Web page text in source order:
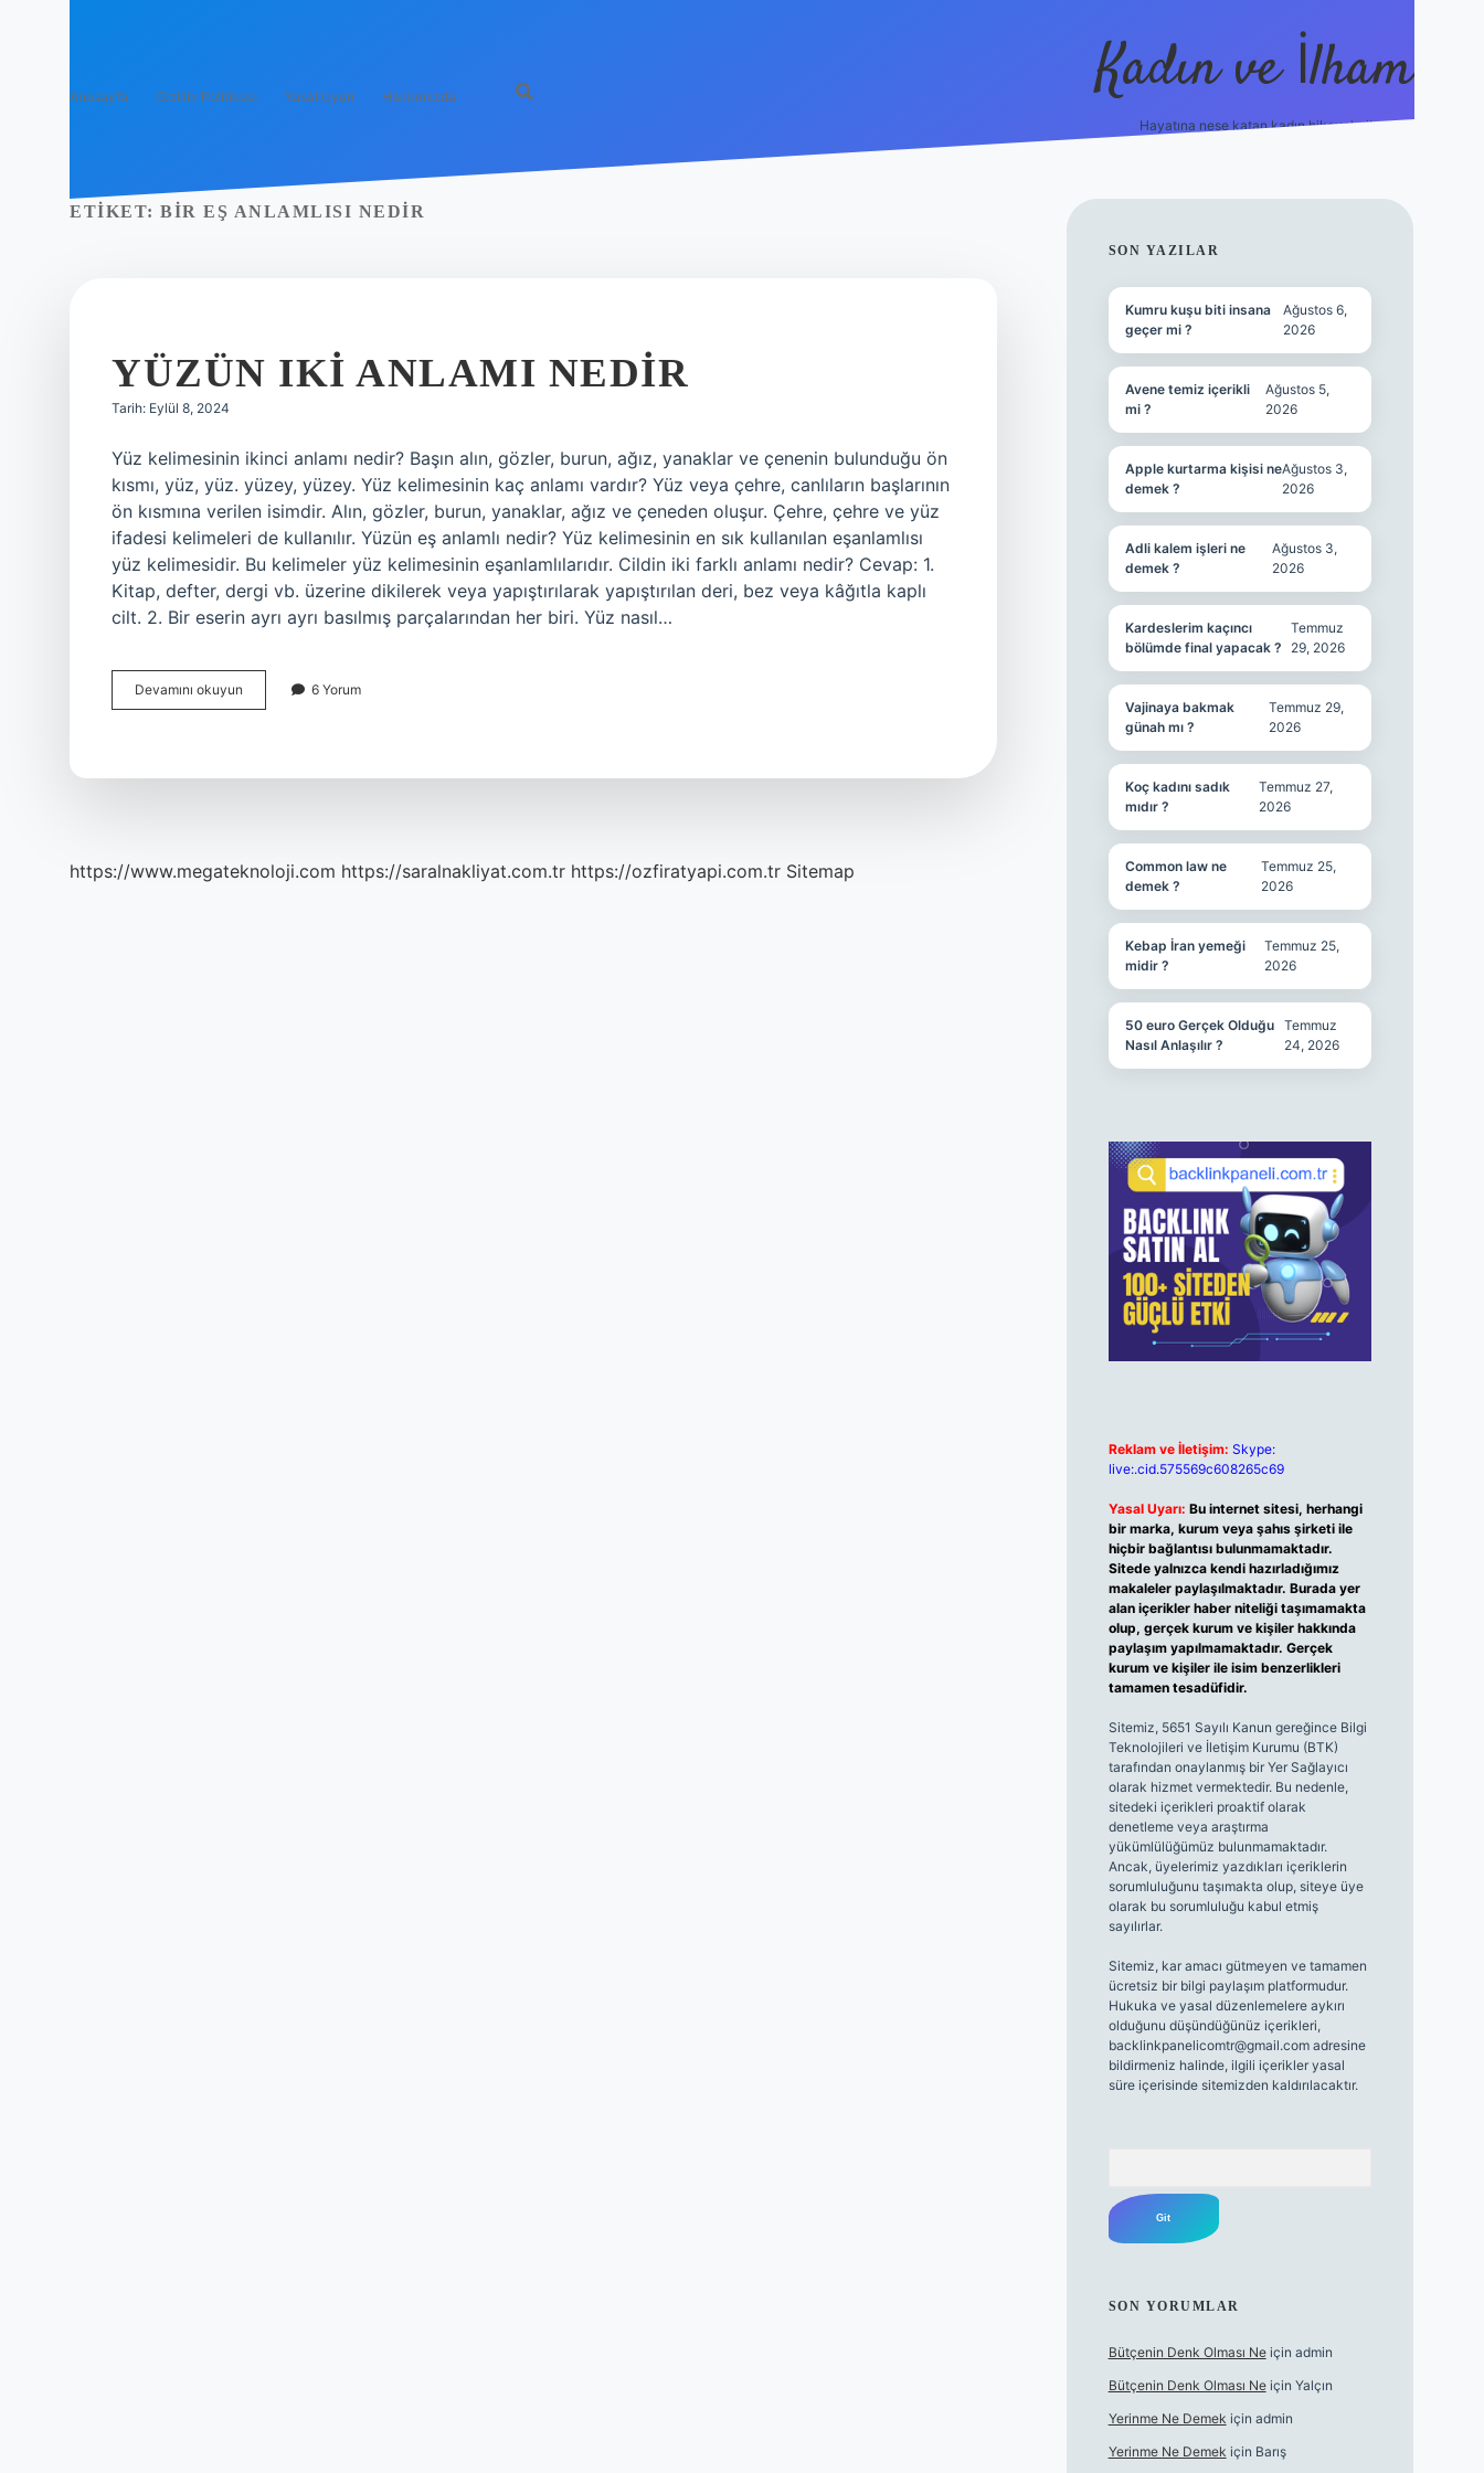
Anasayfa Gizlilik Politikası Yasal Uyarı Hakkımızda Kadın ve İlham
Hayatına neşe katan kadın hikayeleri!
ETIKET: BIR EŞ ANLAMLISI NEDIR
YÜZÜN IKI ANLAMI NEDIR
Tarih: Eylül 8, 2024
Yüz kelimesinin ikinci anlamı nedir? Başın alın, gözler, burun, ağız, yanaklar ve çenenin bulunduğu ön
kısmı, yüz, yüz. yüzey, yüzey. Yüz kelimesinin kaç anlamı vardır? Yüz veya çehre, canlıların başlarının
ön kısmına verilen isimdir. Alın, gözler, burun, yanaklar, ağız ve çeneden oluşur. Çehre, çehre ve yüz
ifadesi kelimeleri de kullanılır. Yüzün eş anlamlı nedir? Yüz kelimesinin en sık kullanılan eşanlamlısı
yüz kelimesidir. Bu kelimeler yüz kelimesinin eşanlamlılarıdır. Cildin iki farklı anlamı nedir? Cevap: 1.
Kitap, defter, dergi vb. üzerine dikilerek veya yapıştırılarak yapıştırılan deri, bez veya kâğıtla kaplı
cilt. 2. Bir eserin ayrı ayrı basılmış parçalarından her biri. Yüz nasıl…
Devamını okuyun
Iki
6 Yorum
https://www.megateknoloji.com https://saralnakliyat.com.tr https://ozfiratyapi.com.tr Sitemap
SIDEBAR
SON YAZILAR
Kumru kuşu biti insana
geçer mi ?
Ağustos 6,
2026
Avene temiz içerikli
mi ?
Ağustos 5,
2026
Apple kurtarma kişisi ne
demek ?
Ağustos 3,
2026
Adli kalem işleri ne
demek ?
Ağustos 3,
2026
Kardeslerim kaçıncı
bölümde final yapacak ?
Temmuz
29, 2026
Vajinaya bakmak
günah mı ?
Temmuz 29,
2026
Koç kadını sadık
mıdır ?
Temmuz 27,
2026
Common law ne
demek ?
Temmuz 25,
2026
Kebap İran yemeği
midir ?
Temmuz 25,
2026
50 euro Gerçek Olduğu
Nasıl Anlaşılır ?
Temmuz
24, 2026
Reklam ve İletişim: Skype:
live:.cid.575569c608265c69
Yasal Uyarı: Bu internet sitesi, herhangi
bir marka, kurum veya şahıs şirketi ile
hiçbir bağlantısı bulunmamaktadır.
Sitede yalnızca kendi hazırladığımız
makaleler paylaşılmaktadır. Burada yer
alan içerikler haber niteliği taşımamakta
olup, gerçek kurum ve kişiler hakkında
paylaşım yapılmamaktadır. Gerçek
kurum ve kişiler ile isim benzerlikleri
tamamen tesadüfidir.
Sitemiz, 5651 Sayılı Kanun gereğince Bilgi
Teknolojileri ve İletişim Kurumu (BTK)
tarafından onaylanmış bir Yer Sağlayıcı
olarak hizmet vermektedir. Bu nedenle,
sitedeki içerikleri proaktif olarak
denetleme veya araştırma
yükümlülüğümüz bulunmamaktadır.
Ancak, üyelerimiz yazdıkları içeriklerin
sorumluluğunu taşımakta olup, siteye üye
olarak bu sorumluluğu kabul etmiş
sayılırlar.
Sitemiz, kar amacı gütmeyen ve tamamen
ücretsiz bir bilgi paylaşım platformudur.
Hukuka ve yasal düzenlemelere aykırı
olduğunu düşündüğünüz içerikleri,
backlinkpanelicomtr@gmail.comadresine
bildirmeniz halinde, ilgili içerikler yasal
süre içerisinde sitemizden kaldırılacaktır.
SON YORUMLAR
Bütçenin Denk Olması Neiçin admin
Bütçenin Denk Olması Neiçin Yalçın
Yerinme Ne Demek için admin
Yerinme Ne Demek için Barış
ilbet https://